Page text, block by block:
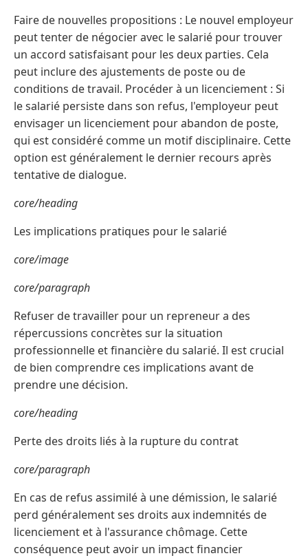
Faire de nouvelles propositions : Le nouvel employeur
peut tenter de négocier avec le salarié pour trouver
un accord satisfaisant pour les deux parties. Cela
peut inclure des ajustements de poste ou de
conditions de travail. Procéder à un licenciement : Si
le salarié persiste dans son refus, l'employeur peut
envisager un licenciement pour abandon de poste,
qui est considéré comme un motif disciplinaire. Cette
option est généralement le dernier recours après
tentative de dialogue.
core/heading
Les implications pratiques pour le salarié
core/image
core/paragraph
Refuser de travailler pour un repreneur a des
répercussions concrètes sur la situation
professionnelle et financière du salarié. Il est crucial
de bien comprendre ces implications avant de
prendre une décision.
core/heading
Perte des droits liés à la rupture du contrat
core/paragraph
En cas de refus assimilé à une démission, le salarié
perd généralement ses droits aux indemnités de
licenciement et à l'assurance chômage. Cette
conséquence peut avoir un impact financier